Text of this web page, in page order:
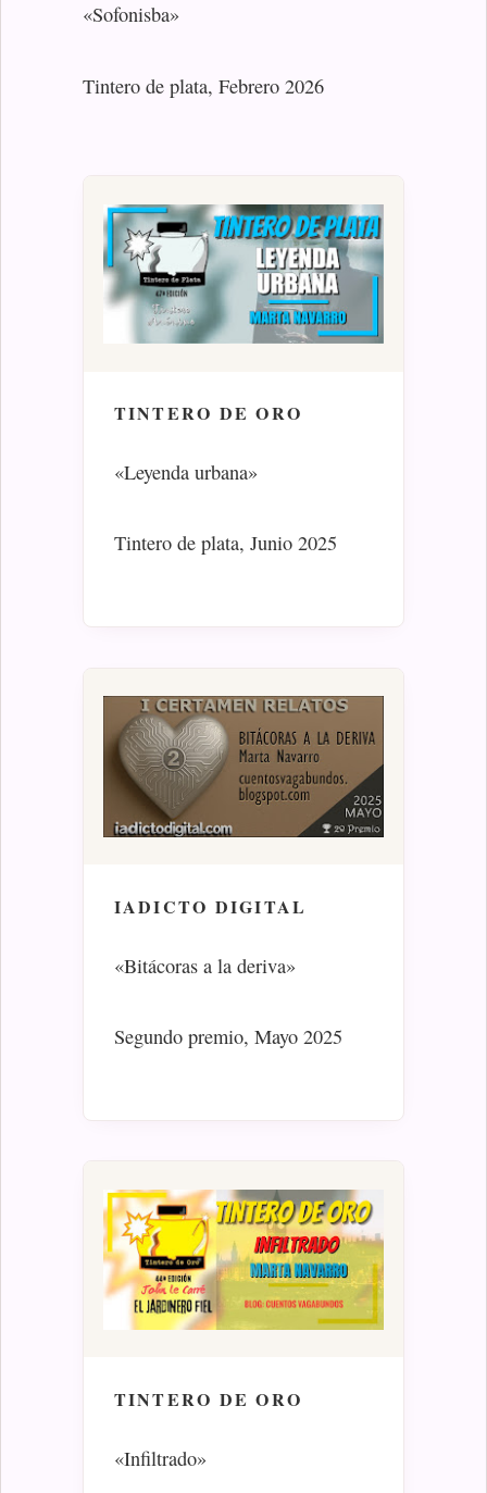
«Sofonisba»
Tintero de plata, Febrero 2026
TINTERO DE ORO
«Leyenda urbana»
Tintero de plata, Junio 2025
IADICTO DIGITAL
«Bitácoras a la deriva»
Segundo premio, Mayo 2025
TINTERO DE ORO
«Infiltrado»